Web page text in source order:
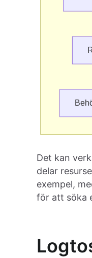
Det kan
delar
exempel,
för att söka